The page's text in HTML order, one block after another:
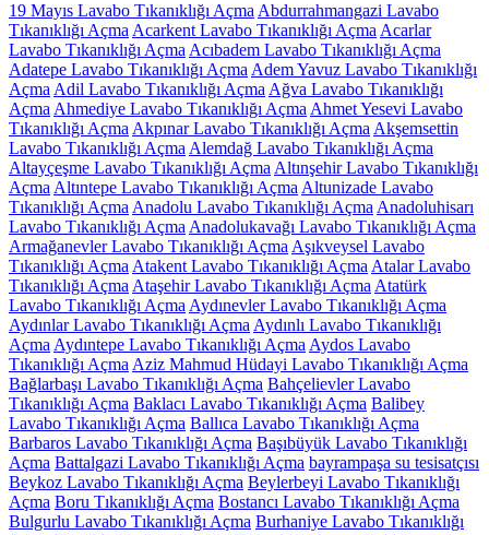
19 Mayıs Lavabo Tıkanıklığı AçmaAbdurrahmangazi Lavabo
Tıkanıklığı AçmaAcarkent Lavabo Tıkanıklığı AçmaAcarlar
Lavabo Tıkanıklığı AçmaAcıbadem Lavabo Tıkanıklığı Açma
Adatepe Lavabo Tıkanıklığı AçmaAdem Yavuz Lavabo Tıkanıklığı
AçmaAdil Lavabo Tıkanıklığı AçmaAğva Lavabo Tıkanıklığı
AçmaAhmediye Lavabo Tıkanıklığı AçmaAhmet Yesevi Lavabo
Tıkanıklığı AçmaAkpınar Lavabo Tıkanıklığı AçmaAkşemsettin
Lavabo Tıkanıklığı AçmaAlemdağ Lavabo Tıkanıklığı Açma
Altayçeşme Lavabo Tıkanıklığı AçmaAltınşehir Lavabo Tıkanıklığı
AçmaAltıntepe Lavabo Tıkanıklığı AçmaAltunizade Lavabo
Tıkanıklığı AçmaAnadolu Lavabo Tıkanıklığı AçmaAnadoluhisarı
Lavabo Tıkanıklığı AçmaAnadolukavağı Lavabo Tıkanıklığı Açma
Armağanevler Lavabo Tıkanıklığı AçmaAşıkveysel Lavabo
Tıkanıklığı AçmaAtakent Lavabo Tıkanıklığı AçmaAtalar Lavabo
Tıkanıklığı AçmaAtaşehir Lavabo Tıkanıklığı AçmaAtatürk
Lavabo Tıkanıklığı AçmaAydınevler Lavabo Tıkanıklığı Açma
Aydınlar Lavabo Tıkanıklığı AçmaAydınlı Lavabo Tıkanıklığı
AçmaAydıntepe Lavabo Tıkanıklığı AçmaAydos Lavabo
Tıkanıklığı AçmaAziz Mahmud Hüdayi Lavabo Tıkanıklığı Açma
Bağlarbaşı Lavabo Tıkanıklığı Açma Bahçelievler Lavabo
Tıkanıklığı Açma Baklacı Lavabo Tıkanıklığı Açma Balibey
Lavabo Tıkanıklığı Açma Ballıca Lavabo Tıkanıklığı Açma
Barbaros Lavabo Tıkanıklığı Açma Başıbüyük Lavabo Tıkanıklığı
Açma Battalgazi Lavabo Tıkanıklığı Açma bayrampaşa su tesisatçısı
Beykoz Lavabo Tıkanıklığı Açma Beylerbeyi Lavabo Tıkanıklığı
Açma Boru Tıkanıklığı Açma Bostancı Lavabo Tıkanıklığı Açma
Bulgurlu Lavabo Tıkanıklığı Açma Burhaniye Lavabo Tıkanıklığı